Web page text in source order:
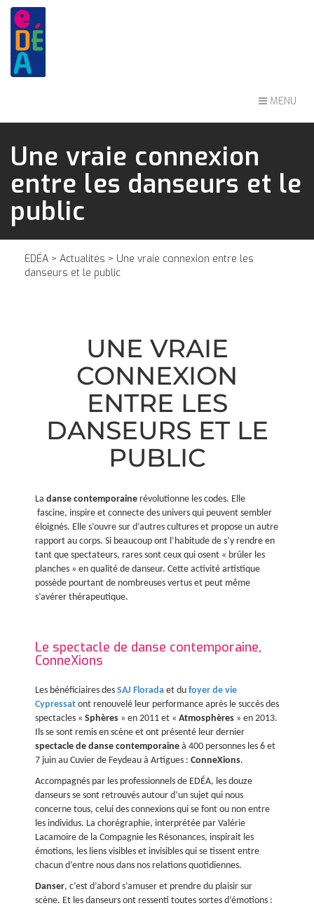
MENU
Une vraie connexion
entre les danseurs et le
public
EDÉA > Actualités > Une vraie connexion entre les
danseurs et le public
UNE VRAIE
CONNEXION
ENTRE LES
DANSEURS ET LE
PUBLIC
La danse contemporaine révolutionne les codes. Elle
fascine, inspire et connecte des univers qui peuvent sembler
éloignés. Elle s’ouvre sur d’autres cultures et propose un autre
rapport au corps. Si beaucoup ont l’habitude de s’y rendre en
tant que spectateurs, rares sont ceux qui osent « brûler les
planches » en qualité de danseur. Cette activité artistique
possède pourtant de nombreuses vertus et peut même
s’avérer thérapeutique.
Le spectacle de danse contemporaine,
ConneXions
Les bénéficiaires des SAJ Florada et du foyer de vie
Cypressat ont renouvelé leur performance après le succès des
spectacles « Sphères » en 2011 et « Atmosphères » en 2013.
Ils se sont remis en scène et ont présenté leur dernier
spectacle de danse contemporaine à 400 personnes les 6 et
7 juin au Cuvier de Feydeau à Artigues : ConneXions.
Accompagnés par les professionnels de EDÉA, les douze
danseurs se sont retrouvés autour d’un sujet qui nous
concerne tous, celui des connexions qui se font ou non entre
les individus. La chorégraphie, interprétée par Valérie
Lacamoire de la Compagnie les Résonances, inspirait les
émotions, les liens visibles et invisibles qui se tissent entre
chacun d’entre nous dans nos relations quotidiennes.
Danser, c’est d’abord s’amuser et prendre du plaisir sur
scène. Et les danseurs ont ressenti toutes sortes d’émotions :